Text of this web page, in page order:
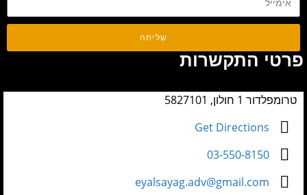
שליחה
פרטי התקשרות
טרומפלדור 1 חולון, 5827101
Get Directions
03-550-8150
eyalsayag.adv@gmail.com